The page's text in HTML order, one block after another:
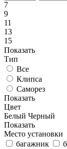
7
9
11
13
15
Показать
Тип
Все
Клипса
Саморез
Показать
Цвет
Белый Черный
Показать
Место установки
багажник